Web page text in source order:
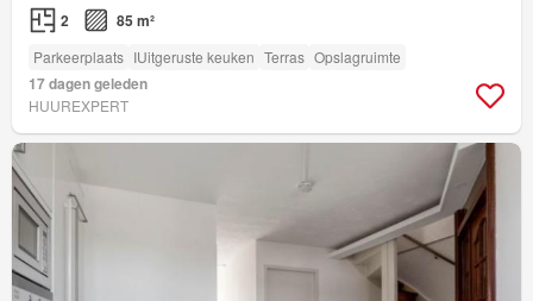
2 85 m²
Parkeerplaats IUitgeruste keuken Terras Opslagruimte
17 dagen geleden
HUUREXPERT